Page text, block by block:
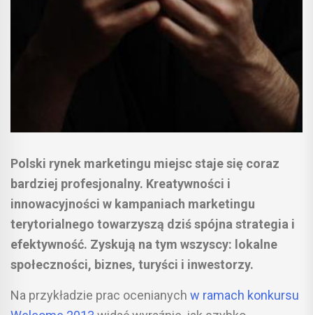
Polski rynek marketingu miejsc staje się coraz
bardziej profesjonalny. Kreatywności i
innowacyjności w kampaniach marketingu
terytorialnego towarzyszą dziś spójna strategia i
efektywność. Zyskują na tym wszyscy: lokalne
społeczności, biznes, turyści i inwestorzy.
Na przykładzie prac ocenianych w ramach konkursu